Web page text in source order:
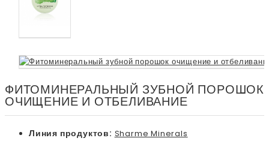
ФИТОМИНЕРАЛЬНЫЙ ЗУБНОЙ ПОРОШОК
ОЧИЩЕНИЕ И ОТБЕЛИВАНИЕ
Линия продуктов: Sharme Minerals